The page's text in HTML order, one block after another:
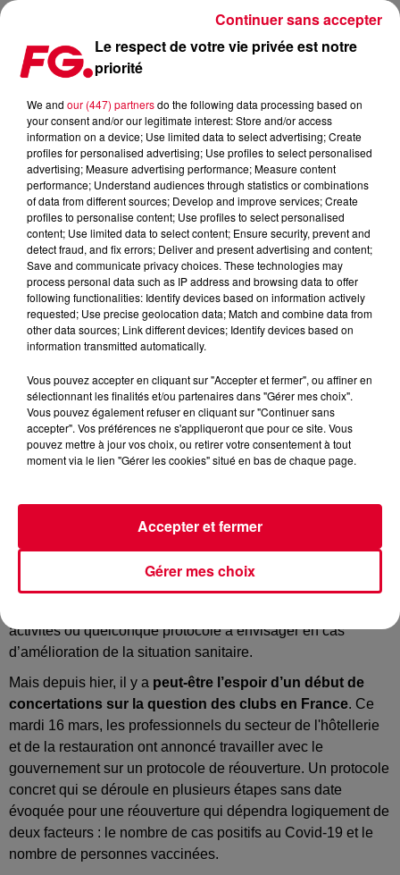
ACTU COVID : POUR LA PREMIÈRE FOIS, ON ENTEND PARLER D’UN “PLAN
Publié : 17 mars 2021 à 8h37 par Antony Harari
Crédit :Pexels / @Hasan Albari
La réouverture des clubs
Mais jusqu’à présent, il n’y avait pas l’once d’un signal de la
activités ou quelconque protocole à envisager en cas
d’amélioration de la situation sanitaire.
Mais depuis hier, il y a peut-être l’espoir d’un début de
concertations sur la question des clubs en France. Ce
mardi 16 mars, les professionnels du secteur de l'hôtellerie
et de la restauration ont annoncé travailler avec le
gouvernement sur un protocole de réouverture. Un protocole
concret qui se déroule en plusieurs étapes sans date
évoquée pour une réouverture qui dépendra logiquement de
deux facteurs : le nombre de cas positifs au Covid-19 et le
nombre de personnes vaccinées.
Le respect de votre vie privée est notre
priorité
We and our (447) partnersdo the following data processing based on
your consent and/or our legitimate interest: Store and/or access
information on a device; Use limited data to select advertising; Create
profiles for personalised advertising; Use profiles to select personalised
advertising; Measure advertising performance; Measure content
performance; Understand audiences through statistics or combinations
of data from different sources; Develop and improve services; Create
profiles to personalise content; Use profiles to select personalised
content; Use limited data to select content; Ensure security, prevent and
detect fraud, and fix errors; Deliver and present advertising and content;
Save and communicate privacy choices. These technologies may
process personal data such as IP address and browsing data to offer
following functionalities: Identify devices based on information actively
requested; Use precise geolocation data; Match and combine data from
other data sources; Link different devices; Identify devices based on
information transmitted automatically.
Vous pouvez accepter en cliquant sur "Accepter et fermer", ou affiner en
sélectionnant les finalités et/ou partenaires dans "Gérer mes choix".
Vous pouvez également refuser en cliquant sur "Continuer sans
accepter". Vos préférences ne s'appliqueront que pour ce site. Vous
pouvez mettre à jour vos choix, ou retirer votre consentement à tout
moment via le lien "Gérer les cookies" situé en bas de chaque page.
Gérer mes choix
Accepter et fermer
Continuer sans accepter